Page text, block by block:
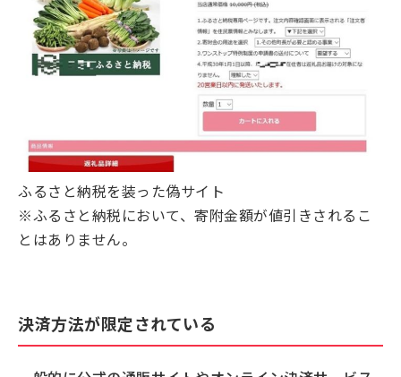
ふるさと納税を装った偽サイト
※ふるさと納税において、寄附金額が値引きされるこ
とはありません。
決済方法が限定されている